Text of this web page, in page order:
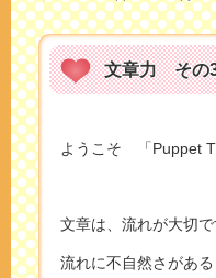
文章力 その
ようこそ 「Puppet
文章は、流れが大切で
流れに不自然さがあ